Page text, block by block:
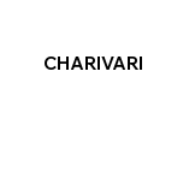
CHARIVARI